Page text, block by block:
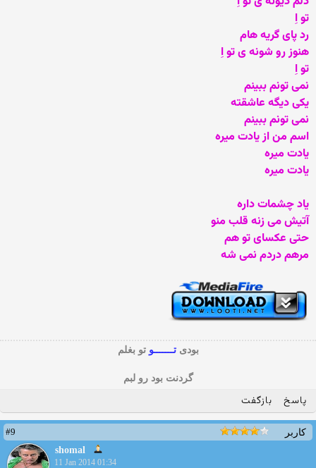
تو اِ
رد پای گریه هام
هنوز رو شونه ی تو اِ
تو اِ
نمی تونم ببینم
یکی دیگه عاشقته
نمی تونم ببینم
اسم من از یادت میره
یادت میره
یادت میره
یاد چشمات داره
آتیش می زنه قلب منو
حتی عکسای تو هم
مرهم دردم نمی شه
بودیتـــــــوتو بغلم
گردنت بود رو لبم
پاسخ بازگفت
کاربر
#9
shomal
11 Jan 2014 01:34